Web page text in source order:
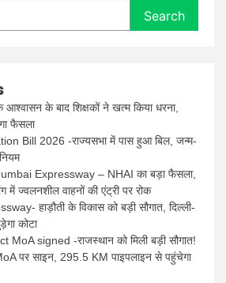
Search
आश्वासन के बाद शिक्षकों ने खत्म किया धरना,
फैसला
Bill 2026 -राज्यसभा में पास हुआ बिल, जन्म-
Expressway – NHAI का बड़ा फैसला,
में ज्वलनशील वाहनों की एंट्री पर रोक
हाड़ौती के विकास को बड़ी सौगात, दिल्ली-
कोटा
signed -राजस्थान को मिली बड़ी सौगात!
पर साइन, 295.5 KM पाइपलाइन से पहुंचेगा